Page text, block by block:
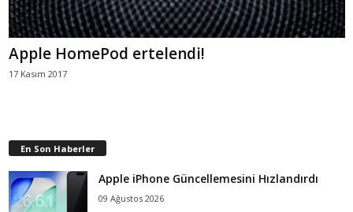
Apple HomePod ertelendi!
17 Kasım 2017
En Son Haberler
Apple iPhone Güncellemesini Hızlandırdı
09 Ağustos 2026